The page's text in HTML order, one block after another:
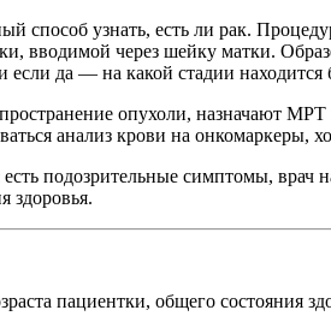
узнать, есть ли рак.
вводимой через шейку матки.
если да — на какой стадии находится
опухоли, назначают
анализ крови на онкомаркеры,
подозрительные симптомы,
здоровья.
пациентки, общего